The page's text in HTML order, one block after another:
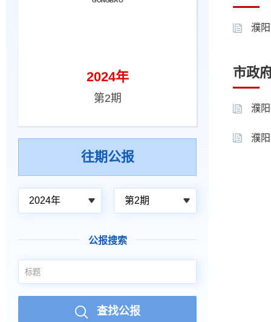
往期公报
2024年 第2期
公报搜索
查找公报
濮
市政
濮
濮